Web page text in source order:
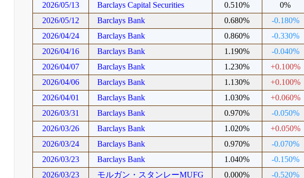
2026/05/13
Barclays Capital Securities 0.510% 0%
2026/05/12
Barclays Bank 0.680% -0.180%
2026/04/24
Barclays Bank 0.860% -0.330%
2026/04/16
Barclays Bank 1.190% -0.040%
2026/04/07
Barclays Bank 1.230% +0.100%
2026/04/06
Barclays Bank 1.130% +0.100%
2026/04/01
Barclays Bank 1.030% +0.060%
2026/03/31
Barclays Bank 0.970% -0.050%
2026/03/26
Barclays Bank 1.020% +0.050%
2026/03/24
Barclays Bank 0.970% -0.070%
2026/03/23
Barclays Bank 1.040% -0.150%
2026/03/23
モルガン・スタンレーMUFG 0.000% -0.520%